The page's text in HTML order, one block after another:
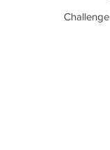
Challenge